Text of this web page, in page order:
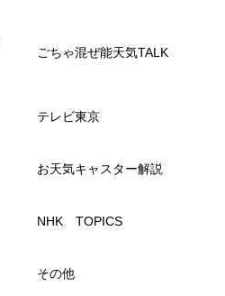
ごちゃ混ぜ能天気TALK
テレビ東京
お天気キャスター解説
NHK TOPICS
その他